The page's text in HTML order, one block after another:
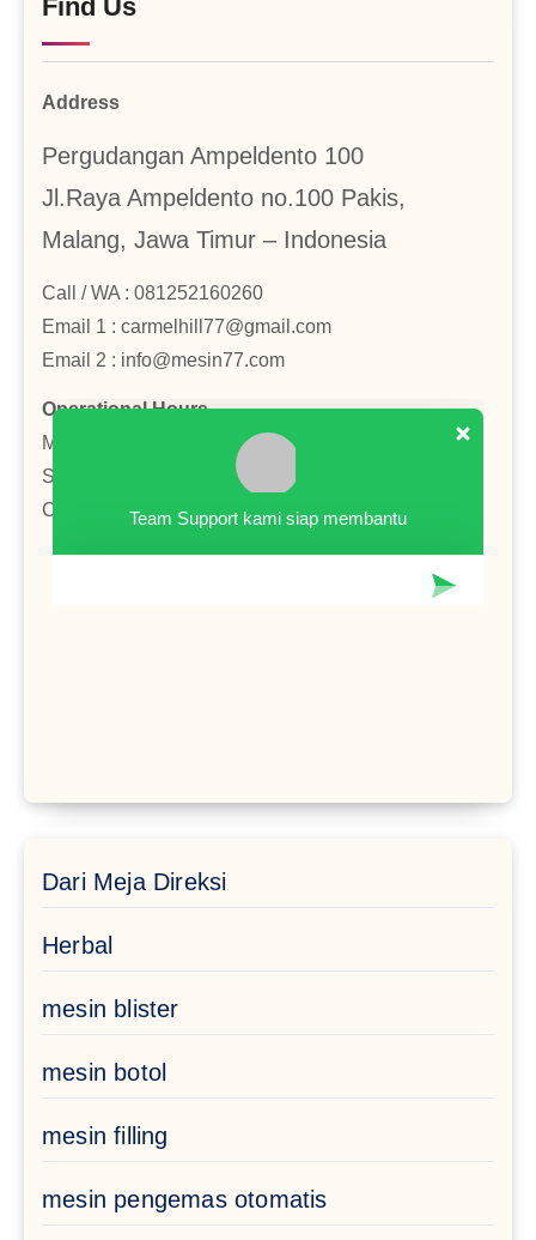
Find Us
Address
Pergudangan Ampeldento 100
Jl.Raya Ampeldento no.100 Pakis,
Malang, Jawa Timur – Indonesia
Call / WA : 081252160260
Email 1 : carmelhill77@gmail.com
Email 2 : info@mesin77.com
Operational Hours
Monday–Friday: 8:00AM–4:00PM
Saturday : 8:00AM–2:00PM
Close in Sunday and National Holiday
Dari Meja Direksi
Herbal
mesin blister
mesin botol
mesin filling
mesin pengemas otomatis
Team Support kami siap membantu